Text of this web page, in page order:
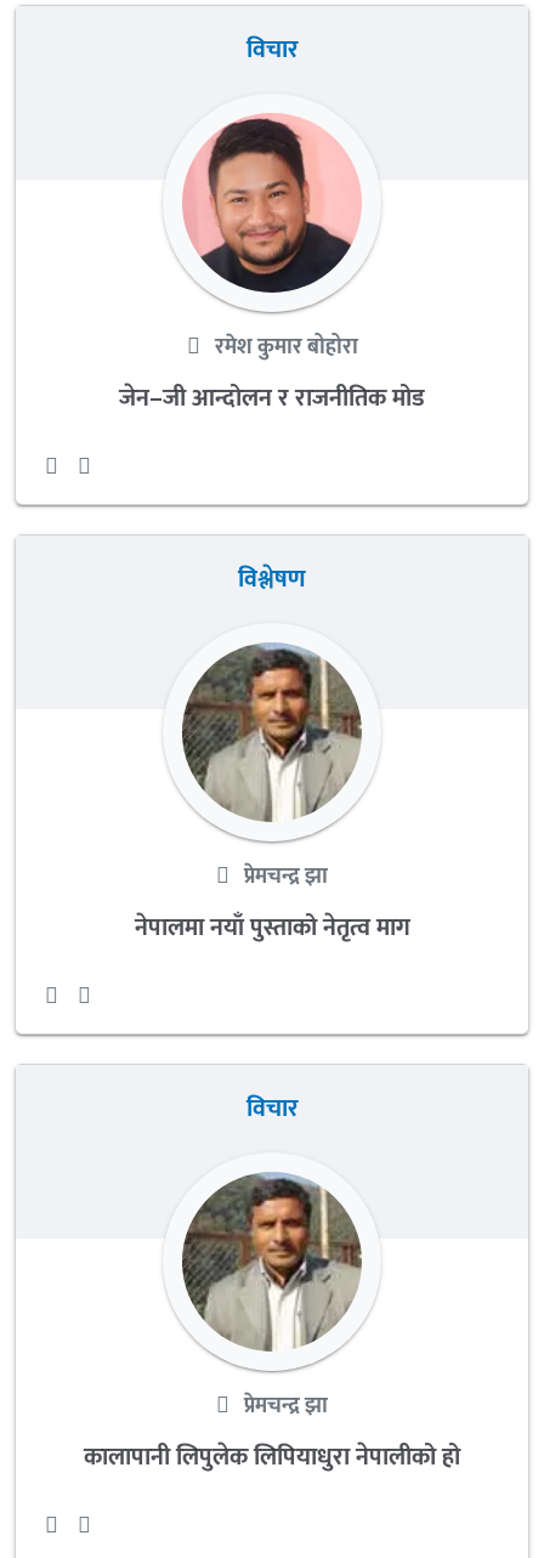
विचार
रमेश कुमार बोहोरा
जेन–जी आन्दोलन र राजनीतिक मोड
विश्लेषण
प्रेमचन्द्र झा
नेपालमा नयाँ पुस्ताको नेतृत्व माग
विचार
प्रेमचन्द्र झा
कालापानी लिपुलेक लिपियाधुरा नेपालीको हो